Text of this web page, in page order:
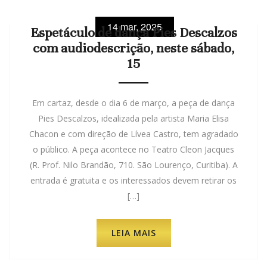
14 mar, 2025
Espetáculo de dança Pies Descalzos
com audiodescrição, neste sábado,
15
Em cartaz, desde o dia 6 de março, a peça de dança
Pies Descalzos, idealizada pela artista Maria Elisa
Chacon e com direção de Lívea Castro, tem agradado
o público. A peça acontece no Teatro Cleon Jacques
(R. Prof. Nilo Brandão, 710. São Lourenço, Curitiba). A
entrada é gratuita e os interessados devem retirar os
[…]
LEIA MAIS